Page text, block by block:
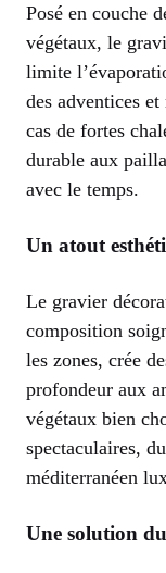
Posé en couche
végétaux, le
limite
des adventices
cas de fortes
durable aux
avec le temps.
Un atout
Le gravier
composition
les zones, crée
profondeur aux
végétaux bien
spectaculaires,
méditerranéen
Une solution